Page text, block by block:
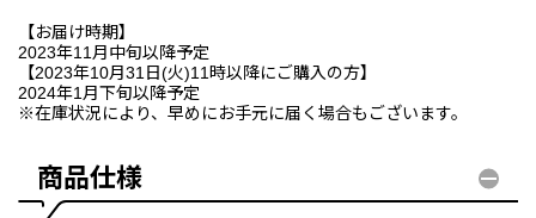
【お届け時期】
2023年11月中旬以降予定
【2023年10月31日(火)11時以降にご購入の方】
2024年1月下旬以降予定
※在庫状況により、早めにお手元に届く場合もございます。
商品仕様